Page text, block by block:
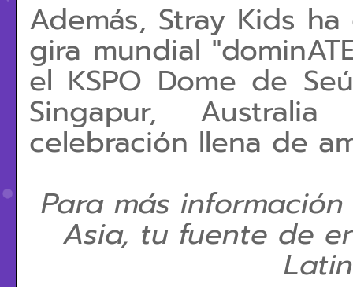
Además, Stray Kids
gira mundial
el KSPO Dome de
Singapur,
celebración llena de
Para más
Asia, tu fuente de